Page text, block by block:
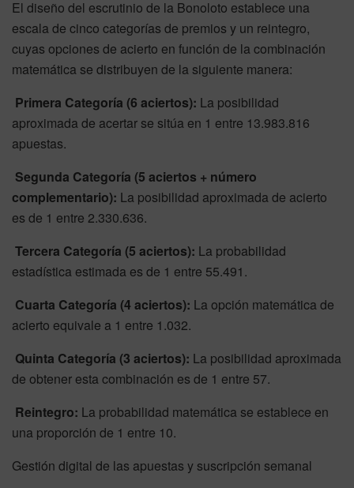
El diseño del escrutinio de la Bonoloto establece una
escala de cinco categorías de premios y un reintegro,
cuyas opciones de acierto en función de la combinación
matemática se distribuyen de la siguiente manera:
Primera Categoría (6 aciertos): La posibilidad
aproximada de acertar se sitúa en 1 entre 13.983.816
apuestas.
Segunda Categoría (5 aciertos + número
complementario): La posibilidad aproximada de acierto
es de 1 entre 2.330.636.
Tercera Categoría (5 aciertos): La probabilidad
estadística estimada es de 1 entre 55.491.
Cuarta Categoría (4 aciertos): La opción matemática de
acierto equivale a 1 entre 1.032.
Quinta Categoría (3 aciertos): La posibilidad aproximada
de obtener esta combinación es de 1 entre 57.
Reintegro: La probabilidad matemática se establece en
una proporción de 1 entre 10.
Gestión digital de las apuestas y suscripción semanal